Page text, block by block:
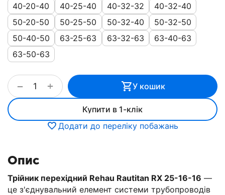
40-20-40
40-25-40 40-32-32
40-32-40
50-20-50
50-25-50 50-32-40
50-32-50
50-40-50
63-25-63 63-32-63
63-40-63
63-50-63
+
− У кошик
Купити в 1-клік
Додати до переліку побажань
Опис
Трійник перехідний Rehau Rautitan RX 25-16-16 —
це з'єднувальний елемент системи трубопроводів